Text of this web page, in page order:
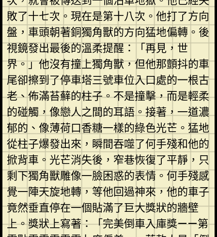
敗了十七次。現在是第十八次。他打了方向
盤，車頭朝著銅獨角獸的方向猛地偏轉。後
視鏡發出最後的溫柔提醒：「再見，世
界。」他沒有撞上獨角獸，但他那顫抖的車
尾卻擦到了停車塔三號車位入口處的一根古
老、佈滿苔蘚的柱子。不是撞擊，而是輕柔
的碰觸，像戀人之間的耳語。接著，一道濃
郁的、像薄荷口香糖一樣的綠色光芒。猛地
從柱子爆發出來，瞬間吞噬了何手殘和他的
掀背車。光芒消失後，窄巷恢復了平靜，只
剩下獨角獸雕像一臉困惑的表情。何手殘感
覺一陣天旋地轉，等他回過神來，他的車子
竟然垂直停在一個貼滿了巨大獎狀的牆壁
上。獎狀上寫著：「完美倒車入庫獎——第